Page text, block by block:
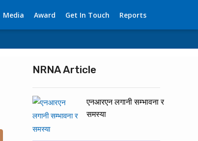
Media Award Get In Touch Reports
NRNA Article
एनआरएन लगानी सम्भावना र
समस्या